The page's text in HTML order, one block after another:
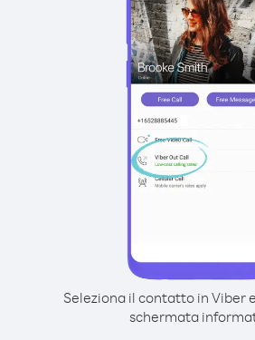
Seleziona il contatto in Viber
schermata